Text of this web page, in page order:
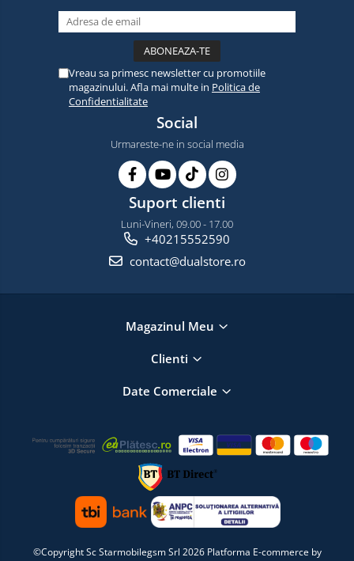
Vreau sa primesc newsletter cu promotiile
magazinului. Afla mai multe in Politica de
Confidentialitate
Social
Urmareste-ne in social media
Suport clienti
Luni-Vineri, 09.00 - 17.00
+40215552590
contact@dualstore.ro
Magazinul Meu
Clienti
Date Comerciale
©Copyright Sc Starmobilegsm Srl 2026 Platforma E-commerce by